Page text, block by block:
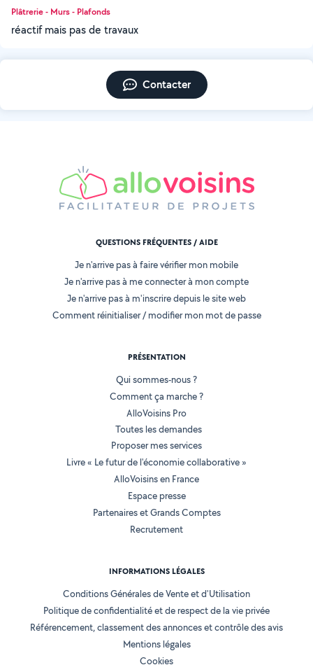
Plâtrerie - Murs - Plafonds
réactif mais pas de travaux
Contacter
QUESTIONS FRÉQUENTES / AIDE
Je n'arrive pas à faire vérifier mon mobile
Je n'arrive pas à me connecter à mon compte
Je n'arrive pas à m'inscrire depuis le site web
Comment réinitialiser / modifier mon mot de passe
PRÉSENTATION
Qui sommes-nous ?
Comment ça marche ?
AlloVoisins Pro
Toutes les demandes
Proposer mes services
Livre « Le futur de l'économie collaborative »
AlloVoisins en France
Espace presse
Partenaires et Grands Comptes
Recrutement
INFORMATIONS LÉGALES
Conditions Générales de Vente et d'Utilisation
Politique de confidentialité et de respect de la vie privée
Référencement, classement des annonces et contrôle des avis
Mentions légales
Cookies